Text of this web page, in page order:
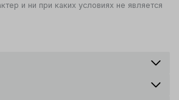
и ни при каких условиях не является